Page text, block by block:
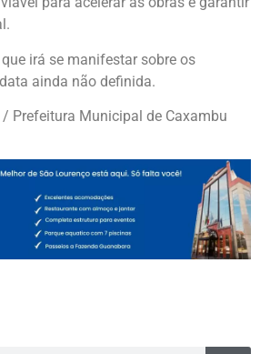
irá se manifestar sobre os
ainda não definida.
/ Prefeitura Municipal de Caxambu